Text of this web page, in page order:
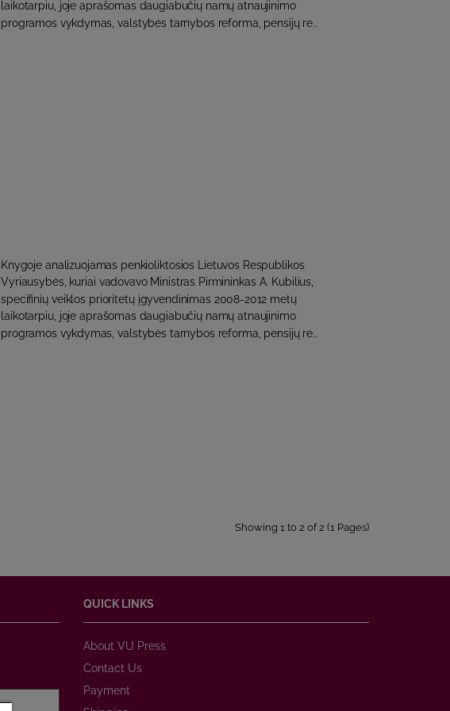
laikotarpiu, joje aprašomas daugiabučių namų atnaujinimo
programos vykdymas, valstybės tarnybos reforma, pensijų re..
Knygoje analizuojamas penkioliktosios Lietuvos Respublikos
Vyriausybės, kuriai vadovavo Ministras Pirmininkas A. Kubilius,
specifinių veiklos prioritetų įgyvendinimas 2008-2012 metų
laikotarpiu, joje aprašomas daugiabučių namų atnaujinimo
programos vykdymas, valstybės tarnybos reforma, pensijų re..
Showing 1 to 2 of 2 (1 Pages)
QUICK LINKS
About VU Press
Contact Us
Payment